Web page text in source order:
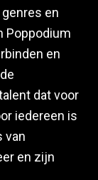
en
Poppodium
en
dat voor
iedereen is
van
en zijn